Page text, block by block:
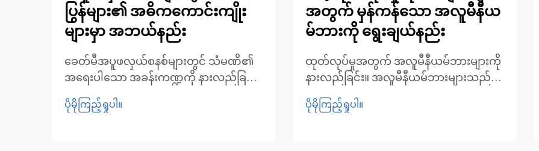
ပြွန်များ၏ အဓိကကောင်းကျိုး
များမှာ အဘယ်နည်း
ခေတ်မီအပူဖလှယ်စနစ်များတွင် သံမဏိ၏
အရေးပါသော အခန်းကဏ္ဍကို နားလည်ခြင်း။
နယ်ပယ်တွင် အပူလဲပစ္စည်းများသည် ထိ
ပိုမိုကြည့်ရှုပါ။
အတွက် မှန်ကန်သော အလူမီနီယ
မ်ဘားကို ရွေးချယ်နည်း
ထုတ်လုပ်မှုအတွက် အလူမီနီယမ်ဘားများကို
နားလည်ခြင်း။ အလူမီနီယမ်ဘားများသည်
နိုင်စွမ်းတို့ကြောင့် ထုတ်လုပ်မှုလုပ်ငန်းများ
ပိုမိုကြည့်ရှုပါ။